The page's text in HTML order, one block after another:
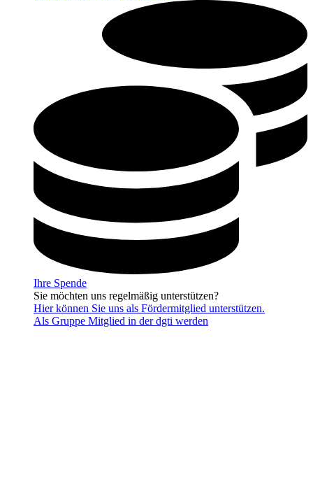
Ihre Spende
Sie möchten uns regelmäßig unterstützen?
Hier können Sie uns als Fördermitglied unterstützen.
Als Gruppe Mitglied in der dgti werden